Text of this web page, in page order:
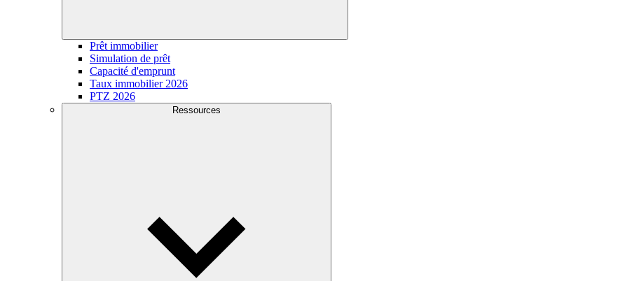
Prêt immobilier
Simulation de prêt
Capacité d'emprunt
Taux immobilier 2026
PTZ 2026
Ressources